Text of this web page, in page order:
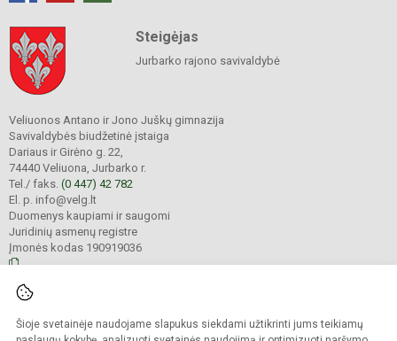
Šioje svetainėje naudojame slapukus siekdami užtikrinti jums teikiamų
Steigėjas
Jurbarko rajono savivaldybė
Veliuonos Antano ir Jono Juškų gimnazija
Savivaldybės biudžetinė įstaiga
Dariaus ir Girėno g. 22,
74440 Veliuona, Jurbarko r.
Tel./ faks. (0 447) 42 782
El. p. info@velg.lt
Duomenys kaupiami ir saugomi
Juridinių asmenų registre
Įmonės kodas 190919036
Kopijuoti turinį be raštiško gimnazijos administracijos sutikimo griežtai
draudžiama.